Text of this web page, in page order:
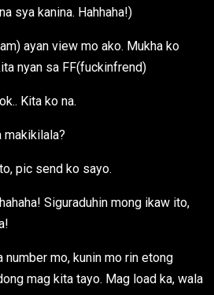
sya kanina. Hahhaha!)
ayan view mo ako. Mukha ko
nyan sa FF(fuckinfrend)
Kita ko na.
makikilala?
pic send ko sayo.
Siguraduhin mong ikaw ito,
number mo, kunin mo rin etong
mag kita tayo. Mag load ka, wala